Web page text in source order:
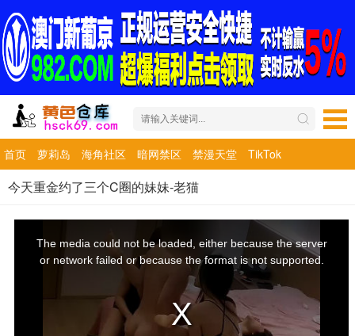
首页 萝莉岛 海角社区 暗网禁区 禁漫天堂 TikTok
今天重金约了三个C圈的妹妹-老猫